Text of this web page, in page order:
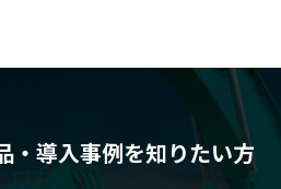
・導入事例を知りたい方